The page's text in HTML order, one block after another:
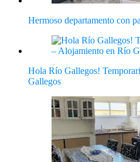
Hermoso departamento con
Hola Río Gallegos!
Gallegos